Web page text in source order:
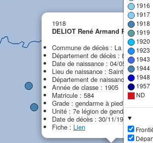
1918
DELIOT René Armand Renobert
Commune de décès : La Bresse
Département de décès : 88 - Vosges
Date de naissance : 04/05/1885
Lieu de naissance : Saint Vit
Département de naissance : 25 -
Année de classe : 1905
Matricule : 584
Grade : gendarme à pied
Unité : 7e légion de gendarmerie
Date de décès : 30/11/1917
Fiche : Lien
1916
1917
1918
1919
1920
1923
1943
1944
1948
1957
ND